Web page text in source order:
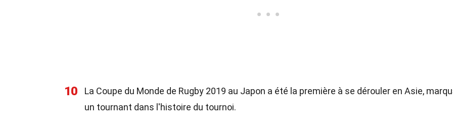
10
La Coupe du Monde de Rugby 2019 au Japon a été la première à se dérouler en Asie,
un tournant dans l'histoire du tournoi.